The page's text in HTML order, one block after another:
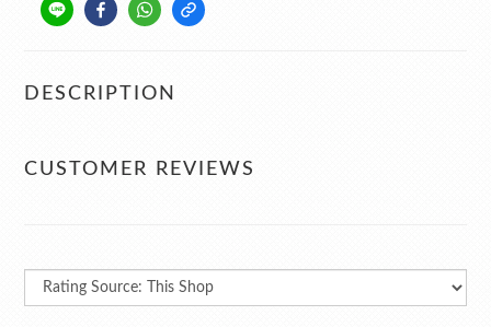
DESCRIPTION
CUSTOMER REVIEWS